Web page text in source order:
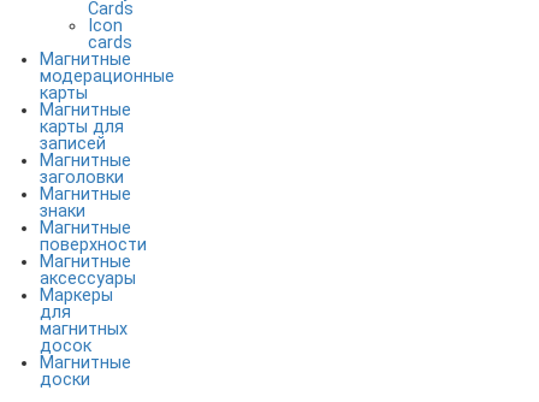
Cards
Icon
cards
Магнитные
модерационные
карты
Магнитные
карты для
записей
Магнитные
заголовки
Магнитные
знаки
Магнитные
поверхности
Магнитные
аксессуары
Маркеры
для
магнитных
досок
Магнитные
доски